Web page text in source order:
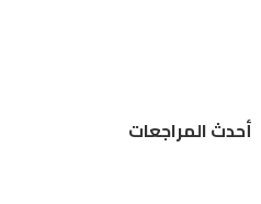
أحدث المراجعات